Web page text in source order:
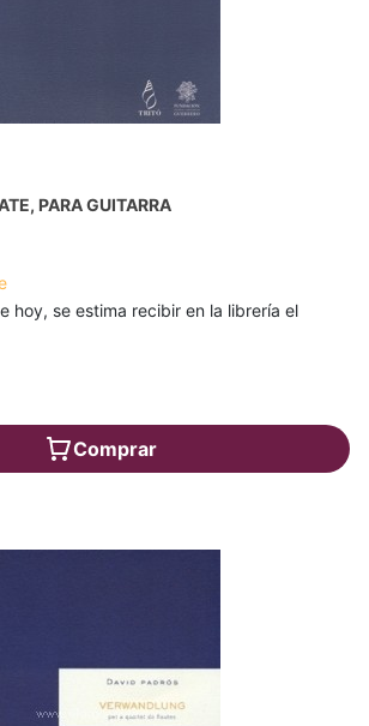
PARA GUITARRA
hoy, se estima recibir en la librería el
Comprar